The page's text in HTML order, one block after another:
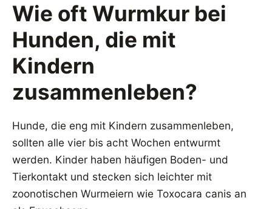
Wie oft Wurmkur bei
Hunden, die mit
Kindern
zusammenleben?
Hunde, die eng mit Kindern zusammenleben,
sollten alle vier bis acht Wochen entwurmt
werden. Kinder haben häufigen Boden- und
Tierkontakt und stecken sich leichter mit
zoonotischen Wurmeiern wie Toxocara canis an